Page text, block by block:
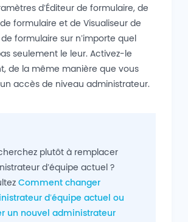
d’Éditeur de formulaire, de
formulaire et de Visualiseur de
formulaire sur n’importe quel
seulement le leur. Activez-le
de la même manière que vous
accès de niveau administrateur.
plutôt à remplacer
d’équipe actuel ?
Comment changer
d’équipe actuel ou
un nouvel administrateur